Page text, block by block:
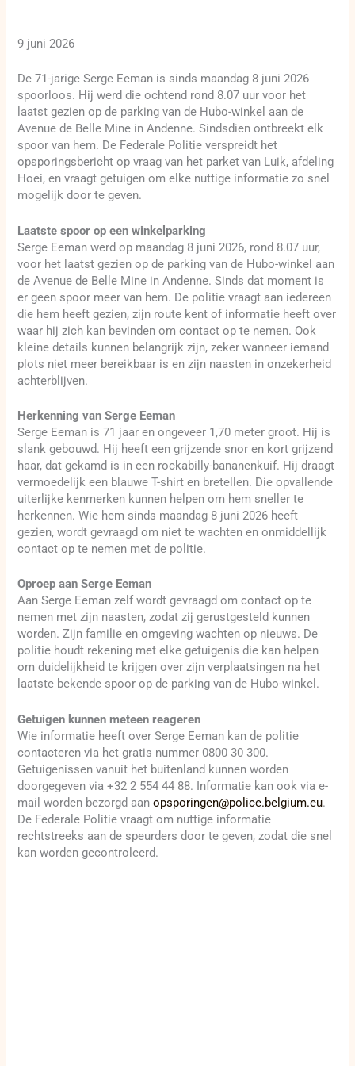
9 juni 2026
De 71-jarige Serge Eeman is sinds maandag 8 juni 2026
spoorloos. Hij werd die ochtend rond 8.07 uur voor het
laatst gezien op de parking van de Hubo-winkel aan de
Avenue de Belle Mine in Andenne. Sindsdien ontbreekt elk
spoor van hem. De Federale Politie verspreidt het
opsporingsbericht op vraag van het parket van Luik, afdeling
Hoei, en vraagt getuigen om elke nuttige informatie zo snel
mogelijk door te geven.
Laatste spoor op een winkelparking
Serge Eeman werd op maandag 8 juni 2026, rond 8.07 uur,
voor het laatst gezien op de parking van de Hubo-winkel aan
de Avenue de Belle Mine in Andenne. Sinds dat moment is
er geen spoor meer van hem. De politie vraagt aan iedereen
die hem heeft gezien, zijn route kent of informatie heeft over
waar hij zich kan bevinden om contact op te nemen. Ook
kleine details kunnen belangrijk zijn, zeker wanneer iemand
plots niet meer bereikbaar is en zijn naasten in onzekerheid
achterblijven.
Herkenning van Serge Eeman
Serge Eeman is 71 jaar en ongeveer 1,70 meter groot. Hij is
slank gebouwd. Hij heeft een grijzende snor en kort grijzend
haar, dat gekamd is in een rockabilly-bananenkuif. Hij draagt
vermoedelijk een blauwe T-shirt en bretellen. Die opvallende
uiterlijke kenmerken kunnen helpen om hem sneller te
herkennen. Wie hem sinds maandag 8 juni 2026 heeft
gezien, wordt gevraagd om niet te wachten en onmiddellijk
contact op te nemen met de politie.
Oproep aan Serge Eeman
Aan Serge Eeman zelf wordt gevraagd om contact op te
nemen met zijn naasten, zodat zij gerustgesteld kunnen
worden. Zijn familie en omgeving wachten op nieuws. De
politie houdt rekening met elke getuigenis die kan helpen
om duidelijkheid te krijgen over zijn verplaatsingen na het
laatste bekende spoor op de parking van de Hubo-winkel.
Getuigen kunnen meteen reageren
Wie informatie heeft over Serge Eeman kan de politie
contacteren via het gratis nummer 0800 30 300.
Getuigenissen vanuit het buitenland kunnen worden
doorgegeven via +32 2 554 44 88. Informatie kan ook via e-
mail worden bezorgd aanopsporingen@police.belgium.eu.
De Federale Politie vraagt om nuttige informatie
rechtstreeks aan de speurders door te geven, zodat die snel
kan worden gecontroleerd.